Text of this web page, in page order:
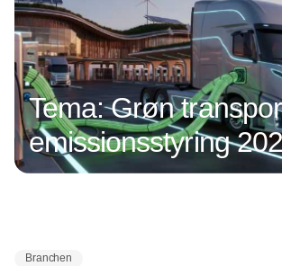
Tema: Grøn
emissionsstyring
Branchen